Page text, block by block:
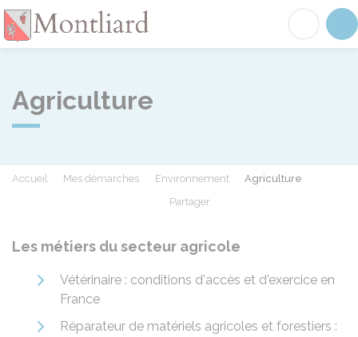
Agriculture
Accueil Mes démarches Environnement
Agriculture
Partager
Les métiers du secteur agricole
Vétérinaire : conditions d'accès et d'exercice en
France
Réparateur de matériels agricoles et forestiers :